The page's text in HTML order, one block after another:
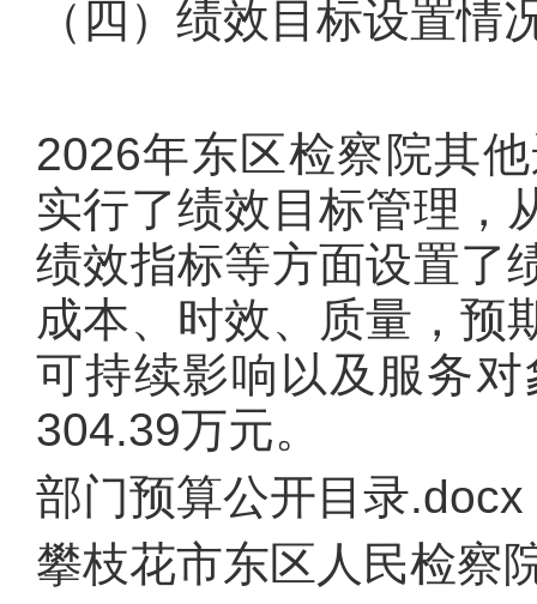
（四）绩效目标设置情
2026年东区检察院其
实行了绩效目标管理，
绩效指标等方面设置了
成本、时效、质量，预
可持续影响以及服务
304.39万元。
部门预算公开目录.docx
攀枝花市东区人民检察